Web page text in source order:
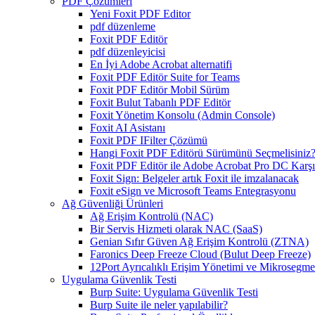
Yeni Foxit PDF Editor
pdf düzenleme
Foxit PDF Editör
pdf düzenleyicisi
En İyi Adobe Acrobat alternatifi
Foxit PDF Editör Suite for Teams
Foxit PDF Editör Mobil Sürüm
Foxit Bulut Tabanlı PDF Editör
Foxit Yönetim Konsolu (Admin Console)
Foxit AI Asistanı
Foxit PDF IFilter Çözümü
Hangi Foxit PDF Editörü Sürümünü Seçmelisiniz?
Foxit PDF Editör ile Adobe Acrobat Pro DC
Foxit Sign: Belgeler artık Foxit ile imzalanacak
Foxit eSign ve Microsoft Teams Entegrasyonu
Ağ Güvenliği Ürünleri
Ağ Erişim Kontrolü (NAC)
Bir Servis Hizmeti olarak NAC (SaaS)
Genian Sıfır Güven Ağ Erişim Kontrolü (ZTNA)
Faronics Deep Freeze Cloud (Bulut Deep Freeze)
12Port Ayrıcalıklı Erişim Yönetimi ve
Uygulama Güvenlik Testi
Burp Suite: Uygulama Güvenlik Testi
Burp Suite ile neler yapılabilir?